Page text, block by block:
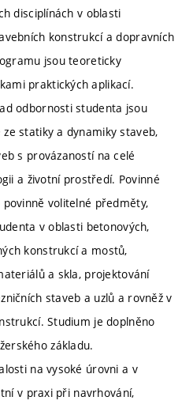
disciplínách v oblasti
konstrukcí a dopravních
jsou teoreticky
praktických aplikací.
odbornosti studenta jsou
statiky a dynamiky staveb,
s provázaností na celé
a životní prostředí. Povinné
volitelné předměty,
v oblasti betonových,
konstrukcí a mostů,
a skla, projektování
staveb a uzlů a rovněž v
Studium je doplněno
základu.
na vysoké úrovni a v
v praxi při navrhování,